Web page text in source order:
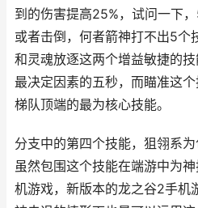
到的伤害提高25%，试问一下
或者击倒，何者箭神打不出5个
和灵魂放逐这两个增益敏捷的
最决定因素的五秒，而瞄准这
梯队顶端的最为核心技能。
分支中的第四个技能，狙翎系为
虽然包围这个技能在端游中为
机游戏，新版本的龙之谷2手机